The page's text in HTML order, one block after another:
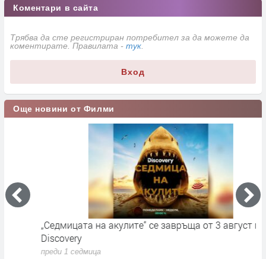
Коментари в сайта
Трябва да сте регистриран потребител за да можете да
коментирате. Правилата - тук.
Вход
Още новини от Филми
„Седмицата на акулите“ се завръща от 3 август по
Discovery
преди 1 седмица